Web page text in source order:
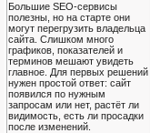
Большие SEO-сервисы
полезны, но на старте они
могут перегрузить владельца
сайта. Слишком много
графиков, показателей и
терминов мешают увидеть
главное. Для первых решений
нужен простой ответ: сайт
появился по нужным
запросам или нет, растёт ли
видимость, есть ли просадки
после изменений.